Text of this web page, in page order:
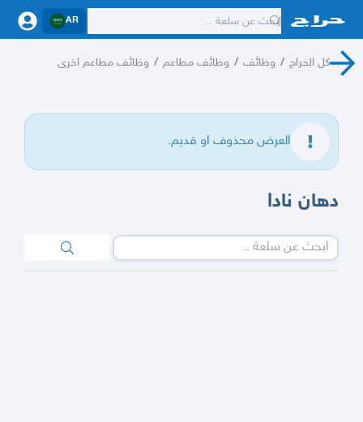
AR
كل الحراج / وظائف / وظائف مطاعم / وظائف مطاعم اخرى
العرض محذوف او قديم.
دهان نادا